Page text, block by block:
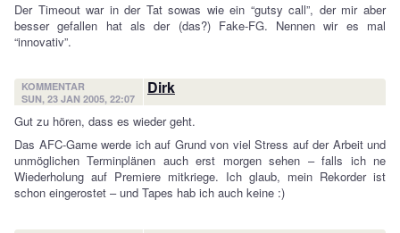
Der Timeout war in der Tat sowas wie ein “gutsy call”, der mir aber
besser gefallen hat als der (das?) Fake-FG. Nennen wir es mal
“innovativ”.
KOMMENTAR
SUN, 23 JAN 2005, 22:07
Dirk
Gut zu hören, dass es wieder geht.
Das AFC-Game werde ich auf Grund von viel Stress auf der Arbeit und
unmöglichen Terminplänen auch erst morgen sehen – falls ich ne
Wiederholung auf Premiere mitkriege. Ich glaub, mein Rekorder ist
schon eingerostet – und Tapes hab ich auch keine :)